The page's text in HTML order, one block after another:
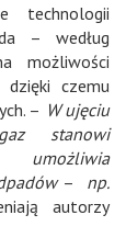
technologii
– według
możliwości
czemu
– W ujęciu
stanowi
umożliwia
–
np.
autorzy